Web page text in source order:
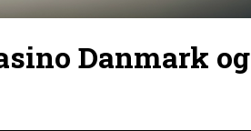
Danmark og